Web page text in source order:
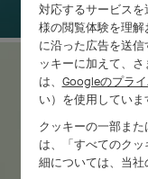
対応するサービス
様の閲覧体験を理
に沿った広告を送
ッキーに加えて、
は、 Googleのプラ
い）を使用していま
クッキーの一部ま
は、「すべてのク
細については、当社